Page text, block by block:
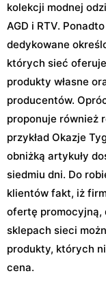
kolekcji modnej
AGD i RTV.
dedykowane
których sieć
produkty własne
producentów.
proponuje również
przykład Okazje
obniżką artykuły
siedmiu dni. Do
klientów fakt, iż
ofertę promocyjną,
sklepach sieci
produkty, których
cena.